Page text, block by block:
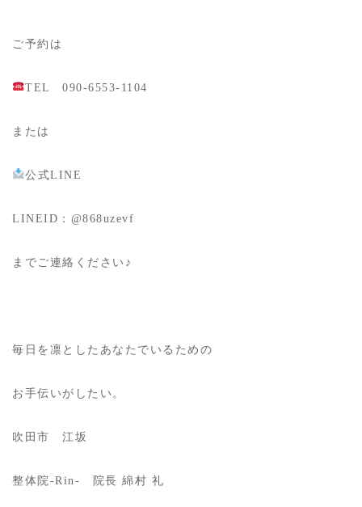
ご予約は
TEL 090-6553-1104
または
公式LINE
LINEID：@868uzevf
までご連絡ください♪
毎日を凛としたあなたでいるための
お手伝いがしたい。
吹田市 江坂
整体院-Rin- 院長 綿村 礼